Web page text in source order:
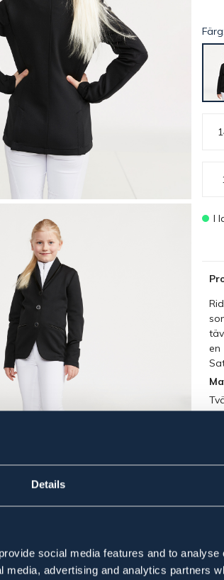
Details
social media features and to
advertising and analytics partners
Färg:
I
en